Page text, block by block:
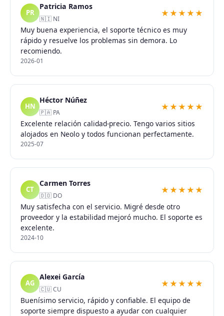
PR
Patricia Ramos
🇳🇮 NI
★★★★★
Muy buena experiencia, el soporte técnico es muy
rápido y resuelve los problemas sin demora. Lo
recomiendo.
2026-01
HN
Héctor Núñez
🇵🇦 PA
★★★★★
Excelente relación calidad-precio. Tengo varios sitios
alojados en Neolo y todos funcionan perfectamente.
2025-07
CT
Carmen Torres
🇩🇴 DO
★★★★★
Muy satisfecha con el servicio. Migré desde otro
proveedor y la estabilidad mejoró mucho. El soporte es
excelente.
2024-10
AG
Alexei García
🇨🇺 CU
★★★★★
Buenísimo servicio, rápido y confiable. El equipo de
soporte siempre dispuesto a ayudar con cualquier